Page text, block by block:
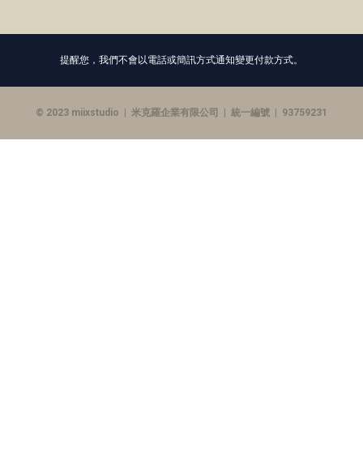
提醒您，我們不會以電話或簡訊方式通知變更付款方式。
© 2023 miixstudio | 米克羅企業有限公司 | 統一編號 | 93759231